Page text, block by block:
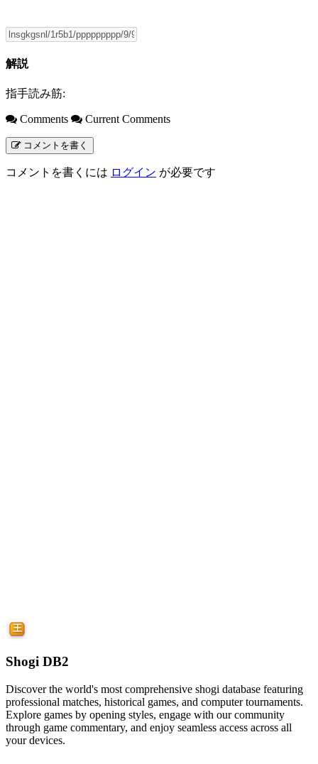
解説
指手読み筋:
Comments Current Comments
コメントを書く
コメントを書くには ログイン が必要です
Shogi DB2
Discover the world's most comprehensive shogi database featuring
professional matches, historical games, and computer tournaments.
Explore games by opening styles, engage with our community
through game commentary, and enjoy seamless access across all
your devices.